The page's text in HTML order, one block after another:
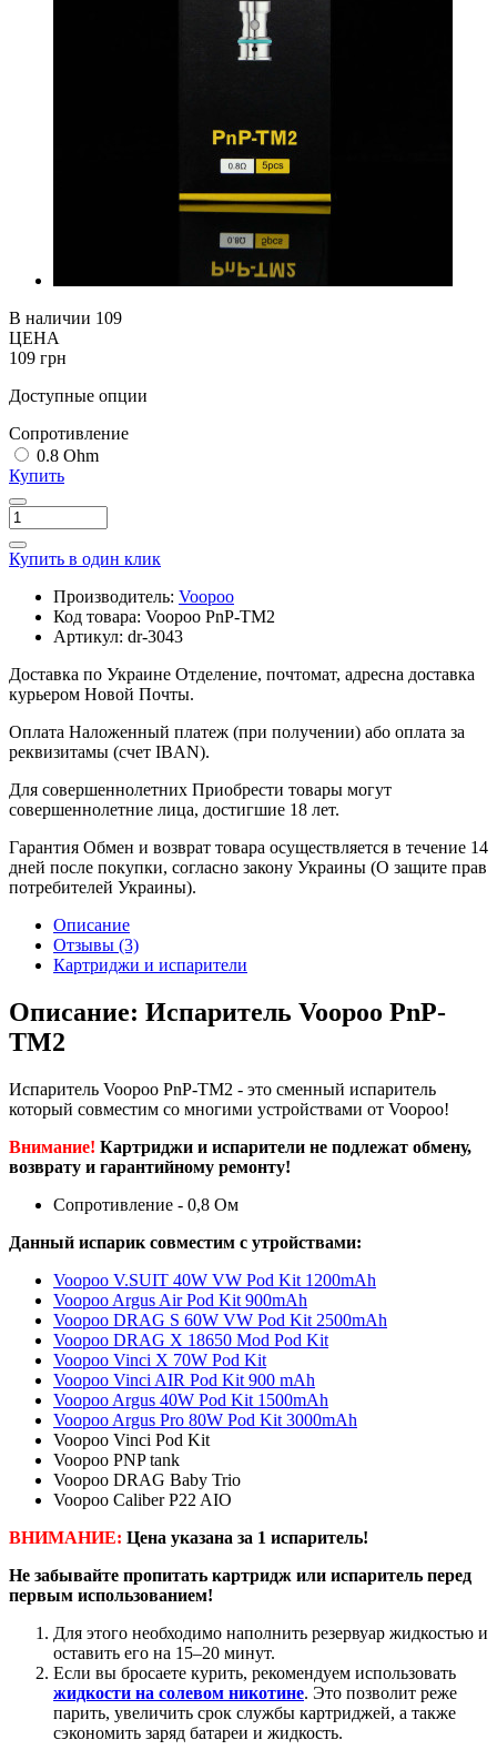
В наличии 109
ЦЕНА
109 грн
Доступные опции
Cопротивление
0.8 Ohm
Купить
Купить в один клик
Производитель: Voopoo
Код товара: Voopoo PnP-TM2
Артикул: dr-3043
Доставка по Украине Отделение, почтомат, адресна доставка
курьером Новой Почты.
Оплата Наложенный платеж (при получении) або оплата за
реквизитамы (счет IBAN).
Для совершеннолетних Приобрести товары могут
совершеннолетние лица, достигшие 18 лет.
Гарантия Обмен и возврат товара осуществляется в течение 14
дней после покупки, согласно закону Украины (О защите прав
потребителей Украины).
Описание
Отзывы (3)
Картриджи и испарители
Описание: Испаритель Voopoo PnP-
TM2
Испаритель Voopoo PnP-TM2 - это сменный испаритель
который совместим со многими устройствами от Voopoo!
Внимание! Картриджи и испарители не подлежат обмену,
возврату и гарантийному ремонту!
Сопротивление - 0,8 Ом
Данный испарик совместим с утройствами:
Voopoo V.SUIT 40W VW Pod Kit 1200mAh
Voopoo Argus Air Pod Kit 900mAh
Voopoo DRAG S 60W VW Pod Kit 2500mAh
Voopoo DRAG X 18650 Mod Pod Kit
Voopoo Vinci X 70W Pod Kit
Voopoo Vinci AIR Pod Kit 900 mAh
Voopoo Argus 40W Pod Kit 1500mAh
Voopoo Argus Pro 80W Pod Kit 3000mAh
Voopoo Vinci Pod Kit
Voopoo PNP tank
Voopoo DRAG Baby Trio
Voopoo Caliber P22 AIO
ВНИМАНИЕ: Цена указана за 1 испаритель!
Не забывайте пропитать картридж или испаритель перед
первым использованием!
Для этого необходимо наполнить резервуар жидкостью и
оставить его на 15–20 минут.
Если вы бросаете курить, рекомендуем использовать
жидкости на солевом никотине. Это позволит реже
парить, увеличить срок службы картриджей, а также
сэкономить заряд батареи и жидкость.